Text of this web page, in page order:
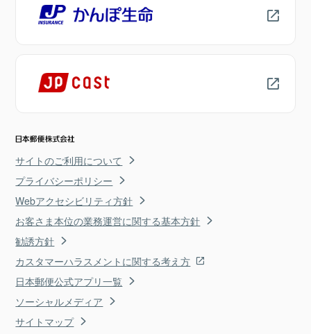
サイトのご利用について
プライバシーポリシー
Webアクセシビリティ方針
お客さま本位の業務運営に関する基本方針
勧誘方針
カスタマーハラスメントに関する考え方
日本郵便公式アプリ一覧
ソーシャルメディア
サイトマップ